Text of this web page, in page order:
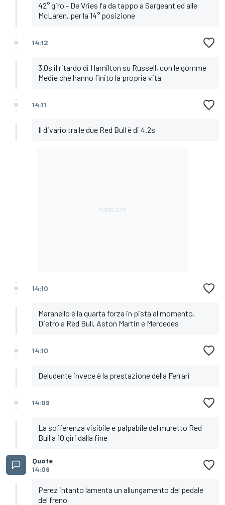
42° giro - De Vries fa da tappo a Sargeant ed alle
McLaren, per la 14° posizione
14:12
3.0s il ritardo di Hamilton su Russell, con le gomme
Medie che hanno finito la propria vita
14:11
Il divario tra le due Red Bull è di 4.2s
14:10
Maranello è la quarta forza in pista al momento.
Dietro a Red Bull, Aston Martin e Mercedes
14:10
Deludente invece è la prestazione della Ferrari
14:09
La sofferenza visibile e palpabile del muretto Red
Bull a 10 giri dalla fine
Quote
14:09
Perez intanto lamenta un allungamento del pedale
del freno